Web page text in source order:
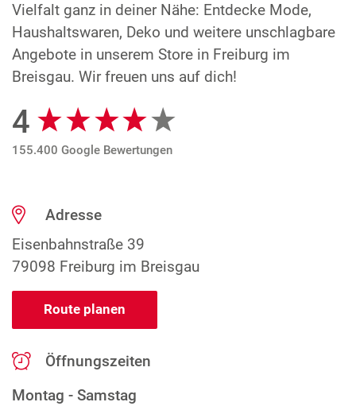
Vielfalt ganz in deiner Nähe: Entdecke Mode,
Haushaltswaren, Deko und weitere unschlagbare
Angebote in unserem Store in Freiburg im
Breisgau. Wir freuen uns auf dich!
Google Bewertungen
4
155.400 Google Bewertungen
Adresse
Eisenbahnstraße 39
79098 Freiburg im Breisgau
Route planen
Öffnungszeiten
Montag - Samstag